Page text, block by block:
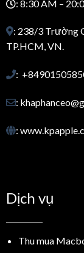
: 8:30 AM –
: 238/3 Trường
TP.HCM, VN.
:
:
:
Dịch vụ
Thu mua